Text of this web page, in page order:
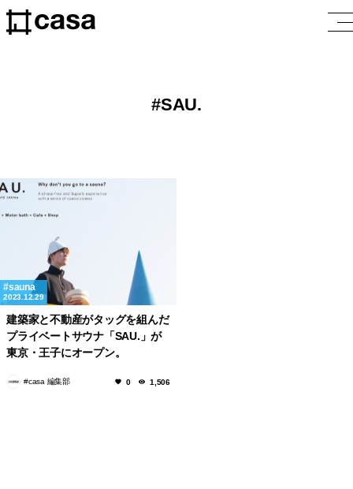
SAU.
sauna
2023.12.29
建築家と不動産がタッグを組んだ
プライベートサウナ「SAU.」が
東京・王子にオープン。
#casa 編集部 0 1,506